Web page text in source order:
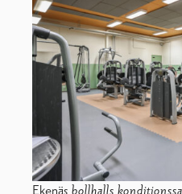
Ekenäs bollhalls